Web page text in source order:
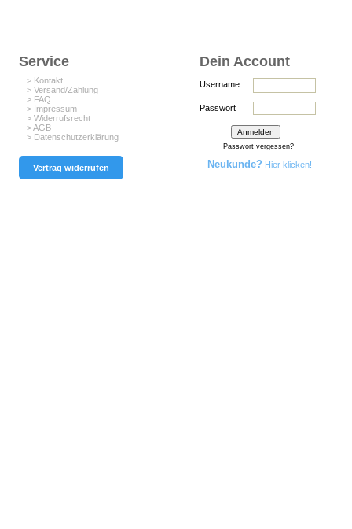
Service
> Kontakt
> Versand/Zahlung
> FAQ
> Impressum
> Widerrufsrecht
> AGB
> Datenschutzerklärung
Vertrag widerrufen
Dein Account
Username
Passwort
Passwort vergessen?
Neukunde? Hier klicken!